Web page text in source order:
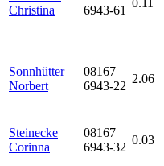
Christina
6943-61
0.11
Sonnhütter
Norbert
08167
6943-22
2.06
Steinecke
Corinna
08167
6943-32
0.03